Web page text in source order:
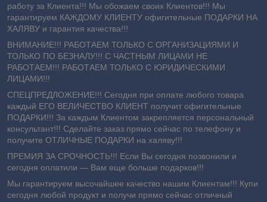
работу за Клиента!!! Мы обожаем своих Клиентов!!! Мы
гарантируем КАЖДОМУ КЛИЕНТУ офигительные ПОДАРКИ НА
ХАЛЯВУ и гарантия качества!!!
ВНИМАНИЕ!!! РАБОТАЕМ ТОЛЬКО С ОРГАНИЗАЦИЯМИ И
ТОЛЬКО ПО БЕЗНАЛУ!!! С ЧАСТНЫМ ЛИЦАМИ НЕ
РАБОТАЕМ!!! РАБОТАЕМ ТОЛЬКО С ЮРИДИЧЕСКИМИ
ЛИЦАМИ!!!
СПЕЦПРЕДЛОЖЕНИЕ!!! Сегодня при оплате любого товара
каждый ЕГО ВЕЛИЧЕСТВО КЛИЕНТ получит офигительные
ПОДАРКИ!!! За каждым Клиентом закрепляется персональный
консультант!!! Сделайте заказ прямо сейчас по телефону и
получите ОТЛИЧНЫЕ ПОДАРКИ на халяву!!!
ПРЕМИЯ ЗА СРОЧНОСТЬ!!! Если Вы сегодня позвонили и
сегодня оплатили ― Вам еще больше подарков!!!
Мы гарантируем высочайшее качество нашим Клиентам!!! Купи
сегодня любой продукт и получи прямо сейчас отличный